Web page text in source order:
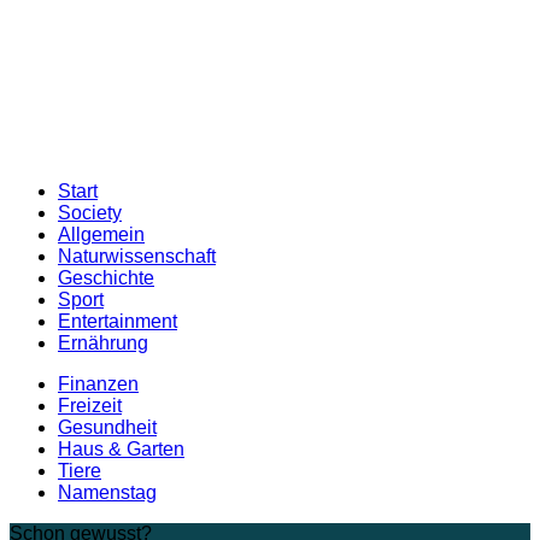
Start
Society
Allgemein
Naturwissenschaft
Geschichte
Sport
Entertainment
Ernährung
Finanzen
Freizeit
Gesundheit
Haus & Garten
Tiere
Namenstag
Schon gewusst?